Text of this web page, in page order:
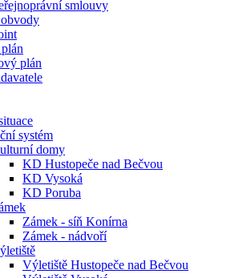
smlouvy
plán
systém
domy
KD Hustopeče nad Bečvou
KD Vysoká
KD Poruba
Zámek - síň Konírna
Zámek - nádvoří
Výletiště Hustopeče nad Bečvou